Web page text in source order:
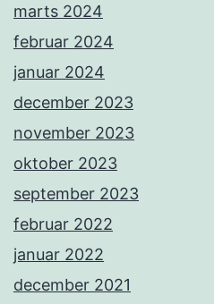
marts 2024
februar 2024
januar 2024
december 2023
november 2023
oktober 2023
september 2023
februar 2022
januar 2022
december 2021